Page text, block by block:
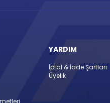
YARDIM
İptal & İade Şartları
Üyelik